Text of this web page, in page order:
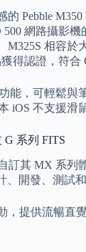
Pebble
500 網路攝影
M325S 相容
得認證，符合
能，可輕鬆與
iOS 不支援滑
G 系列 FITS
訂其 MX 系
、開發、測試
，提供流暢直